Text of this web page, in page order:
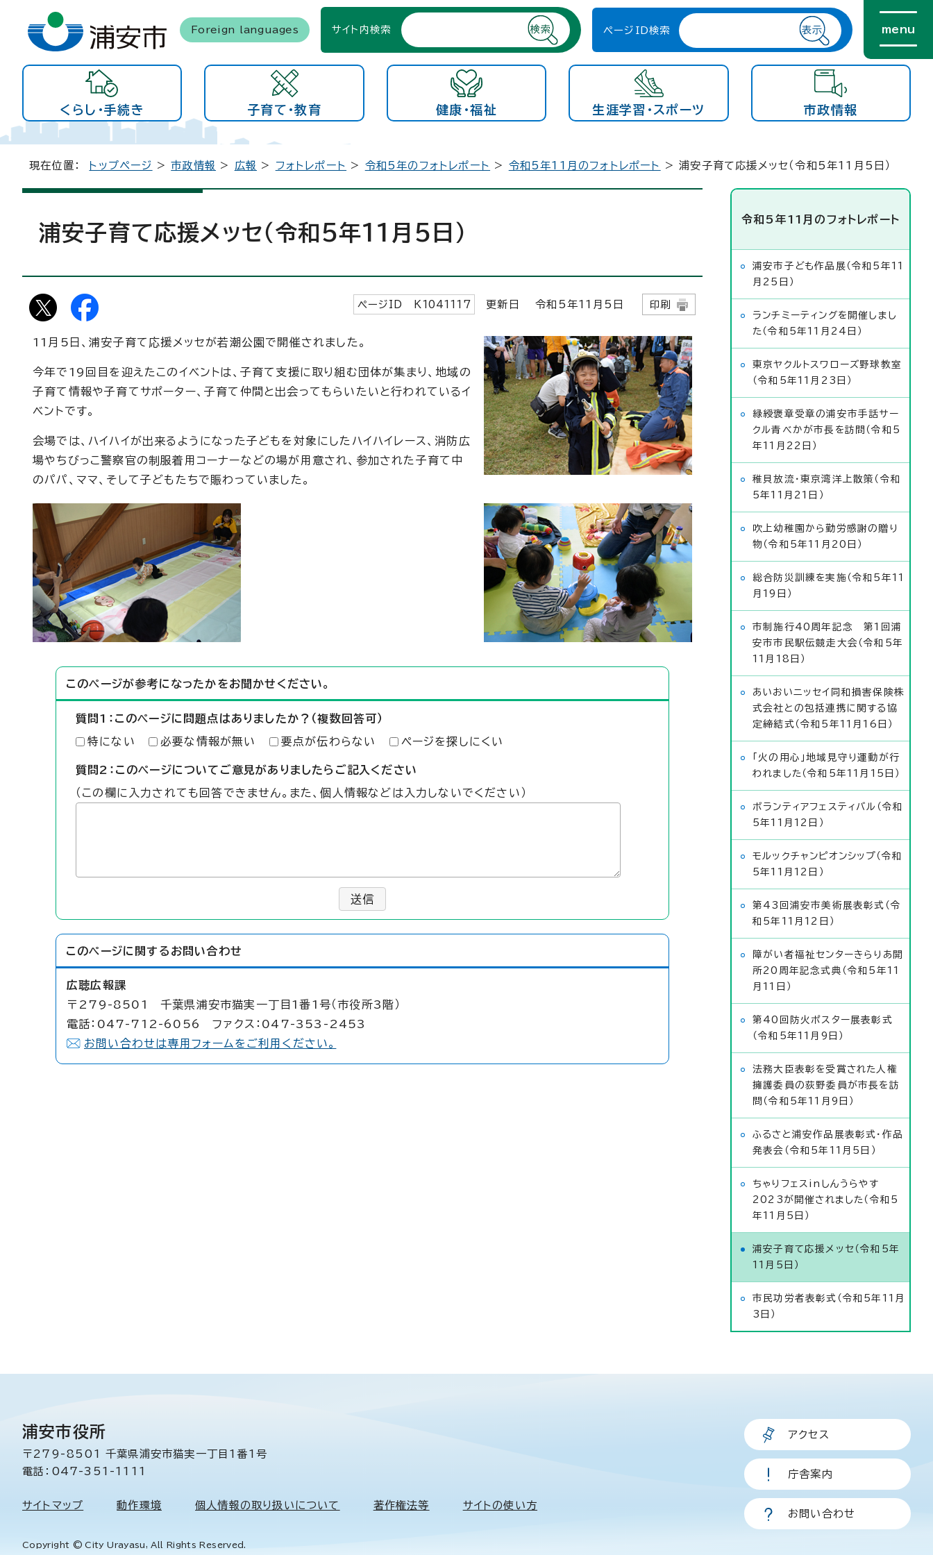
Foreign languages サイト内検索 ページID検索 menu
くらし・手続き 子育て・教育 健康・福祉 生涯学習・スポーツ 市政情報
現在位置： トップページ >市政情報 > 広報 > フォトレポート > 令和5年のフォトレポート > 令和5年11月のフォトレポート > 浦安子育て応援メッセ（令和5年11月5日）
浦安子育て応援メッセ（令和5年11月5日）
ページID K 1041117 更新日 令和5年11 月5日 印刷
11月5日、浦安子育て応援メッセが若潮公園で開催されました。
今年で19回目を迎えたこのイベントは、子育て支援に取り組む団体が集まり、地域の
子育て情報や子育てサポーター、子育て仲間と出会ってもらいたいと行われているイ
ベントです。
会場では、ハイハイが出来るようになった子どもを対象にしたハイハイレース、消防広
場やちびっこ警察官の制服着用コーナーなどの場が用意され、参加された子育て中
のパパ、ママ、そして子どもたちで賑わっていました。
このページが参考になったかをお聞かせください。
質問1：このページに問題点はありましたか？（複数回答可）
特にない 必要な情報が無い 要点が伝わらない ページを探しにくい
質問2：このページについてご意見がありましたらご記入ください
（この欄に入力されても回答できません。また、個人情報などは入力しないでください）
送信
このページに関する お問い合わせ
広聴広報課
〒279-8501 千葉県浦安市猫実一丁目1番1号（市役所3階）
電話：047-712-6056 ファクス：047-353-2453
お問い合わせは専用フォームをご利用ください。
令和5年11月のフォトレポート
浦安市子ども作品展（令和5年11
月25日）
ランチミーティングを開催しまし
た（令和5年11月24日）
東京ヤクルトスワローズ野球教室
（令和5年11月23日）
緑綬褒章受章の浦安市手話サー
クル青べかが市長を訪問（令和5
年11月22日）
稚貝放流・東京湾洋上散策（令和
5年11月21日）
吹上幼稚園から勤労感謝の贈り
物（令和5年11月20日）
総合防災訓練を実施（令和5年11
月19日）
市制施行40周年記念 第1回浦
安市市民駅伝競走大会（令和5年
11月18日）
あいおいニッセイ同和損害保険株
式会社との包括連携に関する協
定締結式（令和5年11月16日）
「火の用心」地域見守り運動が行
われました（令和5年11月15日）
ボランティアフェスティバル（令和
5年11月12日）
モルックチャンピオンシップ（令和
5年11月12日）
第43回浦安市美術展表彰式（令
和5年11月12日）
障がい者福祉センターきらりあ開
所20周年記念式典（令和5年11
月11日）
第40回防火ポスター展表彰式
（令和5年11月9日）
法務大臣表彰を受賞された人権
擁護委員の荻野委員が市長を訪
問（令和5年11月9日）
ふるさと浦安作品展表彰式・作品
発表会（令和5年11月5日）
ちゃりフェスinしんうらやす
2023が開催されました（令和5
年11月5日）
浦安子育て応援メッセ（令和5年
11月5日）
市民功労者表彰式（令和5年11月
3日）
浦安市役所
〒279-8501 千葉県浦安市猫実一丁目1番1号
電話：047-351-1111
サイトマップ 動作環境 個人情報の取り扱いについて 著作権法等 サイトの使い方
アクセス
庁舎案内
お問い合わせ
Copyright © City Urayasu, All Rights Reserved.